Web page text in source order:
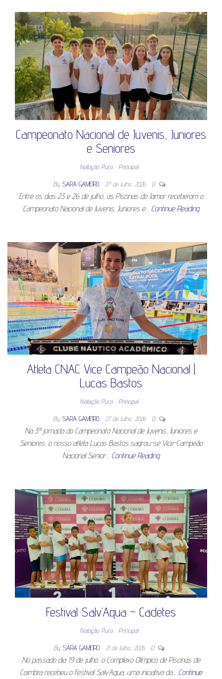
Campeonato Nacional de Juvenis, Juniores
e Seniores
Natação Pura Principal
By SARA GAMEIRO 27 de Julho, 2026 0
Entre os dias 23 e 26 de julho, as Piscinas do Jamor receberam o
Campeonato Nacional de Juvenis, Juniores e… Continue Reading
Atleta CNAC Vice Campeão Nacional |
Lucas Bastos
Natação Pura Principal
By SARA GAMEIRO 27 de Julho, 2026 0
Na 3ª jornada do Campeonato Nacional de Juvenis, Juniores e
Seniores, o nosso atleta Lucas Bastos sagrou-se Vice-Campeão
Nacional Senior… Continue Reading
Festival Salv’Aqua – Cadetes
Natação Pura Principal
By SARA GAMEIRO 21 de Julho, 2026 0
No passado dia 19 de julho, o Complexo Olímpico de Piscinas de
Coimbra recebeu o Festival Salv’Aqua, uma iniciativa da… Continue